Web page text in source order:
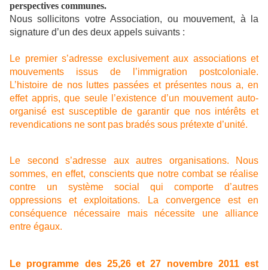
perspectives communes.
Nous sollicitons votre Association, ou mouvement, à
la
signature d’un des deux appels suivants :
Le premier s’adresse exclusivement aux associations et
mouvements issus de l’immigration postcoloniale.
L’histoire de nos luttes passées et présentes nous a, en
effet appris, que seule l’existence d’un mouvement auto-
organisé est susceptible de garantir que nos intérêts et
revendications ne sont pas bradés sous prétexte d’unité.
Le second s’adresse aux autres organisations. Nous
sommes, en effet, conscients que notre combat se réalise
contre un système social qui comporte d’autres
oppressions et exploitations.
La convergence est en
conséquence nécessaire mais nécessite une alliance
entre égaux.
Le programme des 25,26 et 27 novembre 2011 est